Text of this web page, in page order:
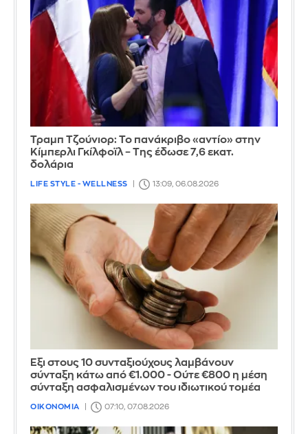
Τραμπ Τζούνιορ: Το πανάκριβο «αντίο» στην
Κίμπερλι Γκίλφοϊλ – Της έδωσε 7,6 εκατ.
δολάρια
LIFE STYLE - WELLNESS 13:09, 06.08.2026
Έξι στους 10 συνταξιούχους λαμβάνουν
σύνταξη κάτω από €1.000 - Ούτε €800 η μέση
σύνταξη ασφαλισμένων του ιδιωτικού τομέα
ΟΙΚΟΝΟΜΙΑ 07:10, 07.08.2026